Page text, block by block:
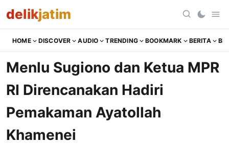
delikjatim
HOME DISCOVER AUDIO TRENDING BOOKMARK BERITA
Menlu Sugiono dan Ketua MPR
RI Direncanakan Hadiri
Pemakaman Ayatollah
Khamenei